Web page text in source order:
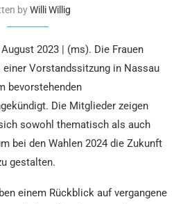
byWilli Willig
2023 | (ms). Die Frauen
einer Vorstandssitzung in Nassau
bevorstehenden
Die Mitglieder zeigen
sowohl thematisch als auch
bei den Wahlen 2024 die Zukunft
gestalten.
einem Rückblick auf vergangene